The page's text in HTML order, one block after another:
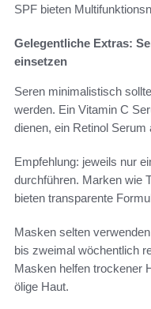
SPF bieten
Gelegentliche Extras:
einsetzen
Seren minimalistisch
werden. Ein Vitamin C
dienen, ein Retinol Serum
Empfehlung: jeweils nur
durchführen. Marken wie
bieten transparente
Masken selten
bis zweimal wöchentlich
Masken helfen trockener
ölige Haut.